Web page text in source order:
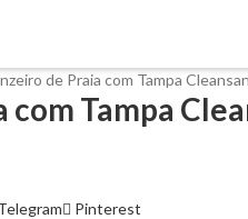
de Praia com Tampa
Tampa
Pinterest